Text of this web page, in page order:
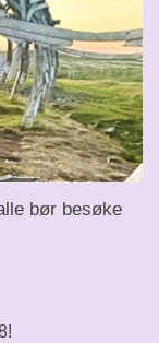
bør besøke